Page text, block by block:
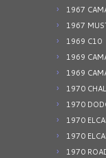
1967
1967
1969 C10
1969
1969
1970
1970
1970
1970
1970